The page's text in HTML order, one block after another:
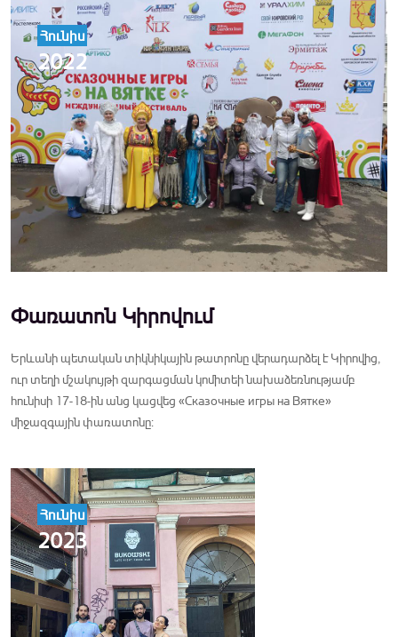
Հունիս
2022
Փառատոն Կիրովում
Երևանի պետական տիկնիկային թատրոնը վերադարձել է Կիրովից,
ուր տեղի մշակույթի զարգացման կոմիտեի նախաձեռնությամբ
հունիսի 17-18-ին անց կացվեց «Сказочные игры на Вятке»
միջազգային փառատոնը:
Հունիս
2023